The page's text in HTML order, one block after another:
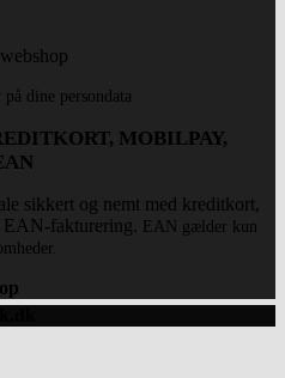
på dine persondata
MOBILPAY,
sikkert og nemt med kreditkort,
EAN-fakturering. EAN gælder kun